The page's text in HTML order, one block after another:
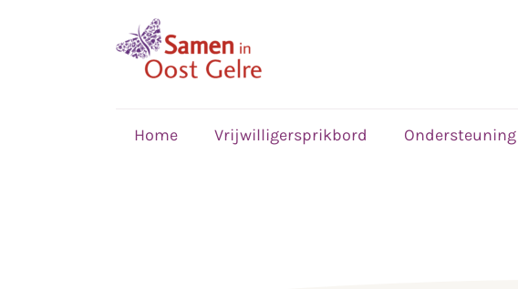
Home Vrijwilligersprikbord Ondersteuning